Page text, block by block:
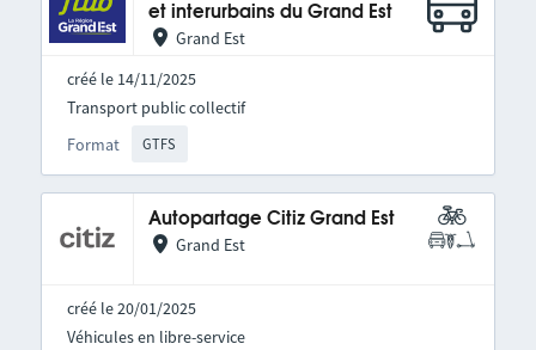
et interurbains du Grand Est
Grand Est
créé le 14/11/2025
Format GTFS
Transport public collectif
Autopartage Citiz Grand Est
Grand Est
créé le 20/01/2025
Véhicules en libre-service